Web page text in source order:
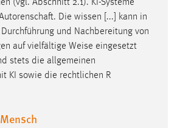
(vgl. Abschnitt 2.1). KI-Systeme
Die wissen [...] kann in
und Nachbereitung von
auf vielfältige Weise eingesetzt
stets die allgemeinen
KI sowie die rechtlichen R